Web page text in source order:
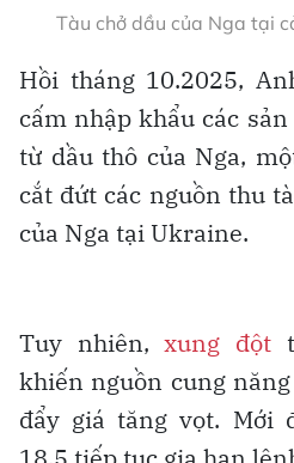
Tàu chở dầu của Nga tại
Hồi tháng 10.2025,
cấm nhập khẩu các
từ dầu thô của Nga,
cắt đứt các nguồn thu
của Nga tại Ukraine.
Tuy nhiên,xung đột
khiến nguồn cung
đẩy giá tăng vọt. Mới